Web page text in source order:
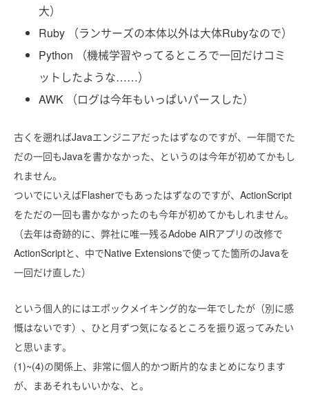
大）
Ruby （ランサーズの本体以外は大体Rubyなので）
Python （機械学習やってるところで一回だけコミ
ットしたような……）
AWK （ログは今年もいっぱいパースした）
古くを遡ればJavaエンジニアだったはずなのですが、一年間でた
だの一回もJavaを書かなかった、というのは今年が初めてかもし
れません。
ついでにいえばFlasherでもあったはずなのですが、ActionScript
をただの一回も書かなかったのも今年が初めてかもしれません。
（去年は奇跡的に、弊社に唯一残るAdobe AIRアプリの改修で
ActionScriptと、中でNative Extensionsで使ってた箇所のJavaを
一回だけ直した）
という個人的にはエポックメイキング的な一年でしたが（別に感
慨はないです）、ひと月ずつ気になるところを振り返ってみたい
と思います。
(1)~(4)の関係上、非常に個人的かつ断片的なまとめになります
が、まあそれもいいかな、と。